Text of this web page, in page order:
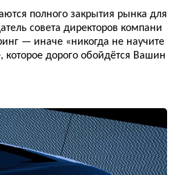
полного закрытия рынка для
совета директоров компани
— иначе «никогда не научите
которое дорого обойдётся Вашин